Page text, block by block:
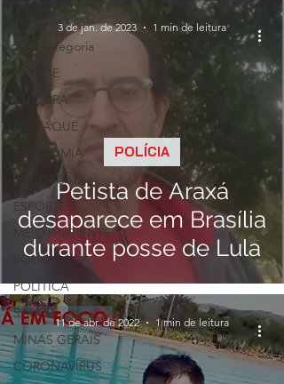
Todos os posts
Sem categoria
CIDADE
CULTURA
DESTAQUE
ECONOMIA
EDUCAÇÃO
ESPORTES
MEIO AMBIENTE
POLÍCIA
POLÍTICA
SAÚDE
MINAS GERAIS
CORONAVÍRUS
Petista de Araxá
desaparece em Brasília
durante posse de Lula
POLÍCIA
3 de jan. de 2023 1 min de leitura
11 de abr. de 2022 1 min de leitura